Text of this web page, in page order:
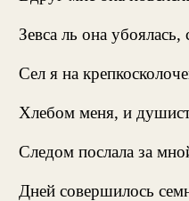
Зевса ль она убоялась,
Сел я на
Хлебом меня, и
Следом послала за
Дней совершилось